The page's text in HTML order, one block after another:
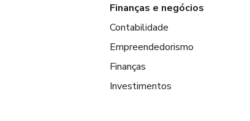
Finanças e negócios
Contabilidade
Empreendedorismo
Finanças
Investimentos